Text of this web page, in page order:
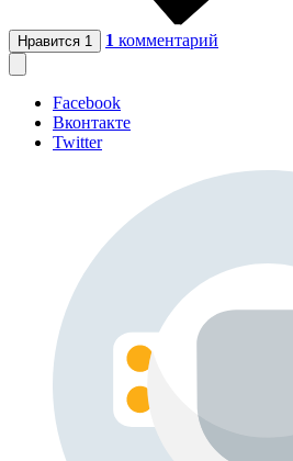
Нравится 1 1 комментарий
Facebook
Вконтакте
Twitter